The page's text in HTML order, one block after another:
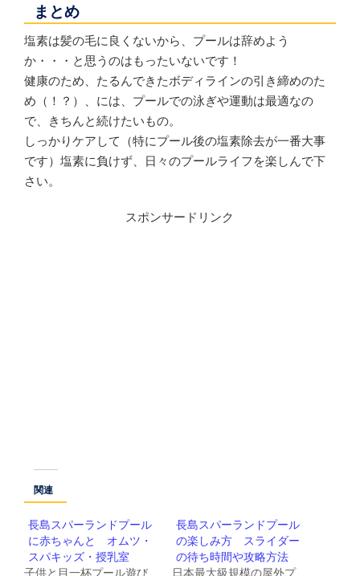
まとめ
塩素は髪の毛に良くないから、プールは辞めよう
か・・・と思うのはもったいないです！
健康のため、たるんできたボディラインの引き締めのた
め（！？）、には、プールでの泳ぎや運動は最適なの
で、きちんと続けたいもの。
しっかりケアして（特にプール後の塩素除去が一番大事
です）塩素に負けず、日々のプールライフを楽しんで下
さい。
スポンサードリンク
関連
長島スパーランドプール
に赤ちゃんと オムツ・
スパキッズ・授乳室
子供と目一杯プール遊び
長島スパーランドプール
の楽しみ方 スライダー
の待ち時間や攻略方法
日本最大級規模の屋外プ